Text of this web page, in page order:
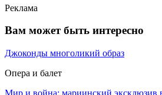
Реклама
Вам может быть интересно
Джоконды многоликий образ
Опера и балет